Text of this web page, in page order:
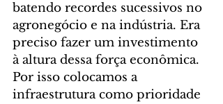
batendo recordes sucessivos no
agronegócio e na indústria. Era
preciso fazer um investimento
à altura dessa força econômica.
Por isso colocamos a
infraestrutura como prioridade